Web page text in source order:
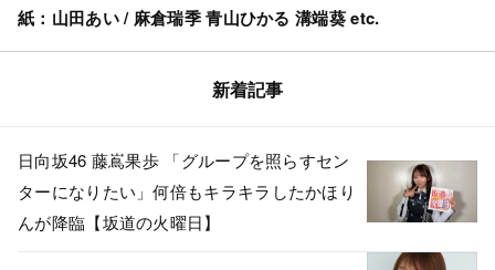
紙：山田あい / 麻倉瑞季 青山ひかる 溝端葵 etc.
新着記事
日向坂46 藤嶌果歩 「グループを照らすセン
ターになりたい」何倍もキラキラしたかほり
んが降臨【坂道の火曜日】